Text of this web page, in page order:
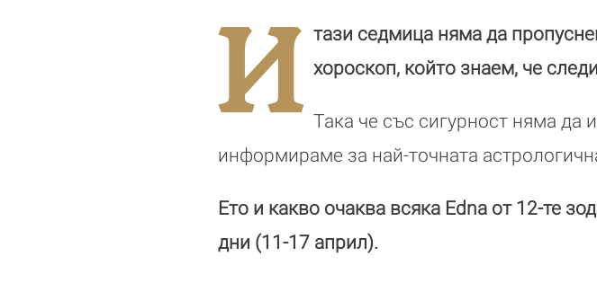
И
тази седмица няма да
хороскоп, който знаем, че
Така че със сигурност няма да
информираме за най-точната
Ето и какво очаква всяка Edna от 12-те
дни (11-17 април).